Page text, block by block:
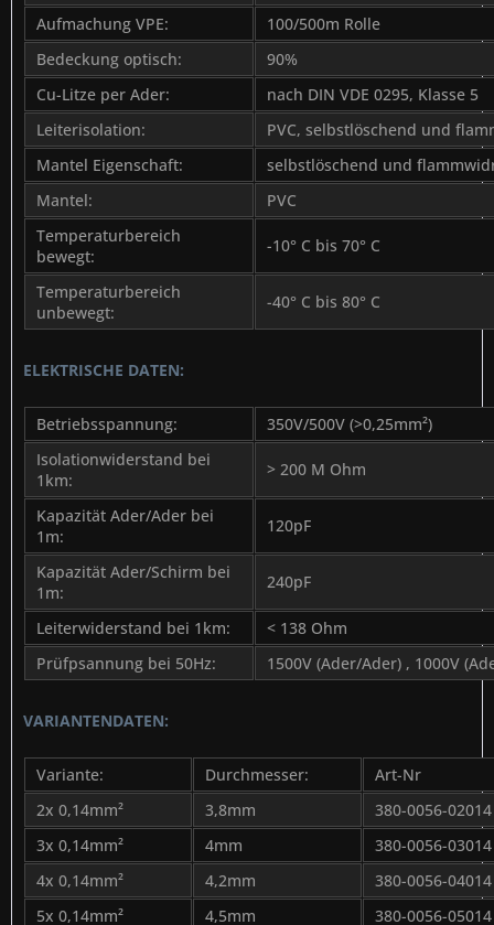
Aufmachung VPE:
100/500m Rolle
Bedeckung optisch:
90%
Cu-Litze per Ader:
nach DIN VDE 0295, Klasse 5
Leiterisolation:
PVC, selbstlöschend und
Mantel Eigenschaft:
selbstlöschend und
Mantel:
PVC
Temperaturbereich
bewegt:
-10° C bis 70° C
Temperaturbereich
unbewegt:
-40° C bis 80° C
ELEKTRISCHE DATEN:
Betriebsspannung:
350V/500V (>0,25mm²)
Isolationwiderstand bei
1km:
> 200 M Ohm
Kapazität Ader/Ader bei
1m:
120pF
Kapazität Ader/Schirm bei
1m:
240pF
Leiterwiderstand bei 1km:
< 138 Ohm
Prüfpsannung bei 50Hz:
1500V (Ader/Ader) , 1000V
VARIANTENDATEN:
Variante: Durchmesser:
Art-Nr
2x 0,14mm²
3,8mm
380-0056-02014
3x 0,14mm²
4mm
380-0056-03014
4x 0,14mm²
4,2mm
380-0056-04014
5x 0,14mm²
4,5mm 380-0056-05014